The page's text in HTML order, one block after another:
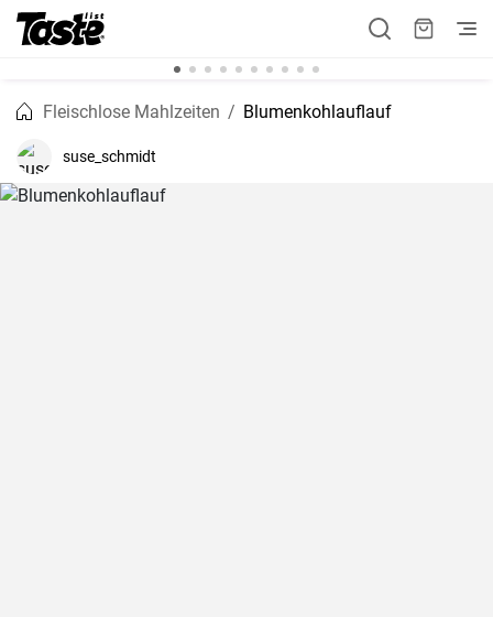
Fleischlose Mahlzeiten Blumenkohlauflauf
suse_schmidt